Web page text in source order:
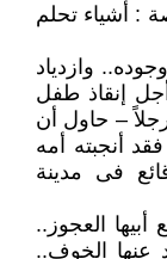
: أشياء تحلم
وازدياد
إنقاذ طفل
– حاول أن
أنجبته أمه
فى مدينة
العجوز..
عنها الخوف..